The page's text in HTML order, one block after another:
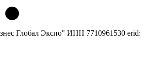
Глобал Экспо" ИНН 7710961530 erid: